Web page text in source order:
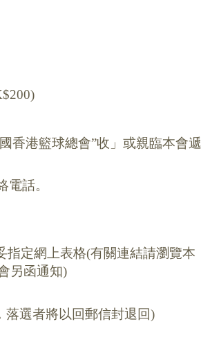
香港籃球總會”收」或親臨本會遞
話。
指定網上表格(有關連結請瀏覽本
另函通知)
落選者將以回郵信封退回)